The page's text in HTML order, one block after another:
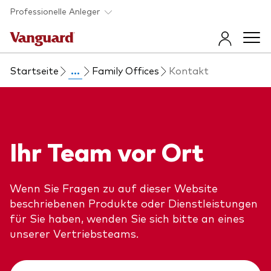
Skip to main content
Professionelle Anleger
Fonds und ETFs
Produkt finden
Erfahren Sie mehr über unsere
Anlageprodukte
Back to main menu
Insights
Beraterunterstützung
Back to main menu
Vanguard 365 im Überblick
Über uns
Startseite ... Family Offices Kontakt
Ihr Team vor Ort
Wenn Sie Fragen zu auf dieser Website
beschriebenen Produkte oder Dienstleistungen
für Sie haben, wenden Sie sich bitte an eines
unserer Vertriebsteams.